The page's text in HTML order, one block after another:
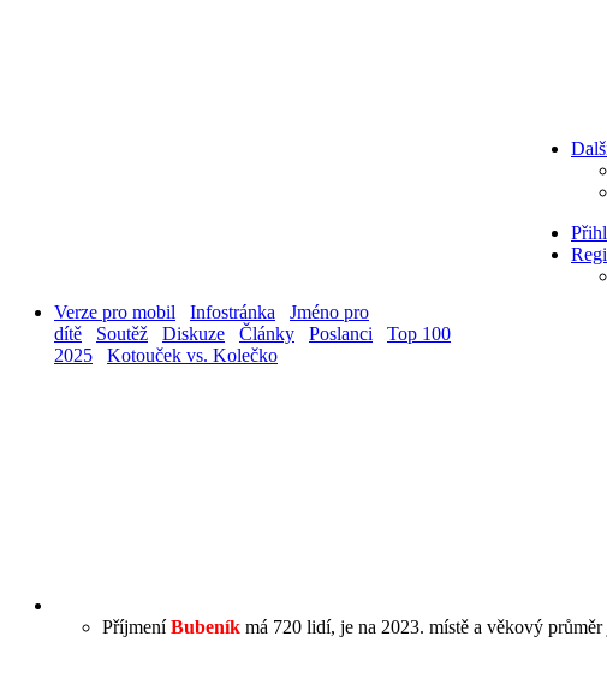
Verze pro mobil Infostránka
Jméno pro
dítě
Soutěž Diskuze Články Poslanci
Top 100
2025
Kotouček vs. Kolečko
PříjmeníBubeník má 720 lidí, je na 2023. místě a věkový průměr